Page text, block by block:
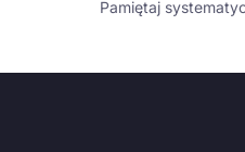
Pamiętaj